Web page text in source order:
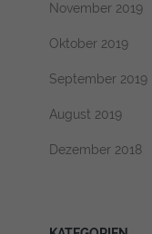
November 2019
Oktober 2019
September 2019
August 2019
Dezember 2018